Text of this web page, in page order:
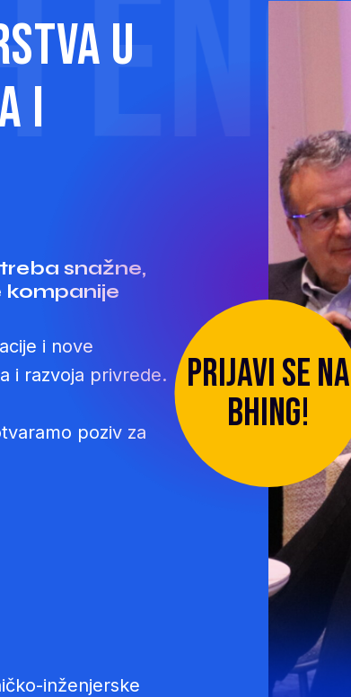
u
i
snažne,
kompanije
i nove
i razvoja privrede.
poziv za
inženjerske
prijavi se NA
BHING!